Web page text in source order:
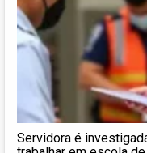
Servidora é